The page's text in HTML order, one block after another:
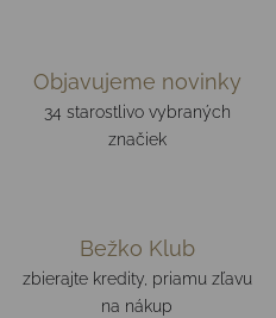
Objavujeme novinky
34 starostlivo vybraných
značiek
Bežko Klub
zbierajte kredity, priamu zľavu
na nákup